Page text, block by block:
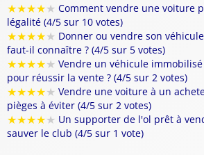
★★★★★ Comment vendre une voiture
légalité (4/5 sur 10 votes)
★★★★★ Donner ou vendre son
faut-il connaître ? (4/5 sur 5 votes)
★★★★★ Vendre un véhicule
pour réussir la vente ? (4/5 sur 2 votes)
★★★★★ Vendre une voiture à un
pièges à éviter (4/5 sur 2 votes)
★★★★★ Un supporter de l'ol prêt à
sauver le club (4/5 sur 1 vote)